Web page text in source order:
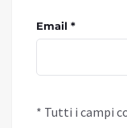
Email *
* Tutti i campi